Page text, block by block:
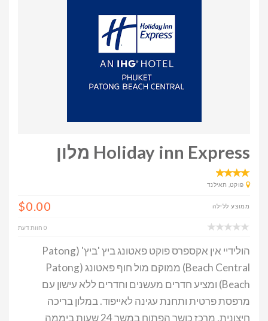
Holiday inn Express מלון
פוקט, תאילנד
ממוצע ללילה $0.00
0 חוות דעת
הולידיי אין אקספרס פוקט פאטונג ביץ 'ביץ' (Patong
Beach Central) ממוקם מול חוף פאטונג (Patong
Beach) ומציע חדרים מעשנים וחדרים ללא עישון עם
מרפסת פרטית ותחנת עגינה לאייפוד. במלון בריכה
חיצונית, מרכז כושר הפתוח במשך 24 שעות ביממה